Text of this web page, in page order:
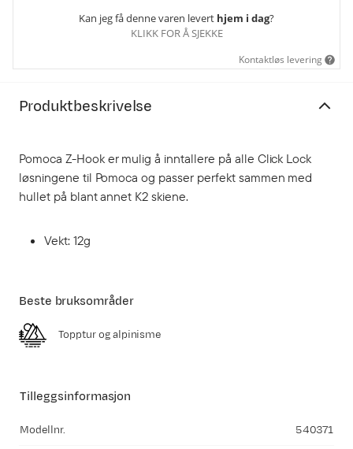
Kan jeg få denne varen levert hjem i dag?
KLIKK FOR Å SJEKKE
Kontaktløs levering
Produktbeskrivelse
Pomoca Z-Hook er mulig å inntallere på alle Click Lock
løsningene til Pomoca og passer perfekt sammen med
hullet på blant annet K2 skiene.
Vekt: 12g
Tilleggsinformasjon
Modellnr. 540371
Beste bruksområder
Topptur og alpinisme